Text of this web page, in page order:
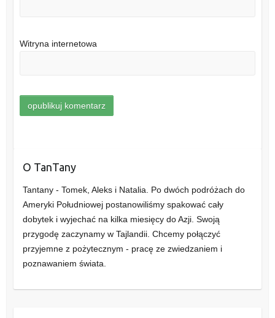
Witryna internetowa
O TanTany
Tantany - Tomek, Aleks i Natalia. Po dwóch podróżach do
Ameryki Południowej postanowiliśmy spakować cały
dobytek i wyjechać na kilka miesięcy do Azji. Swoją
przygodę zaczynamy w Tajlandii. Chcemy połączyć
przyjemne z pożytecznym - pracę ze zwiedzaniem i
poznawaniem świata.